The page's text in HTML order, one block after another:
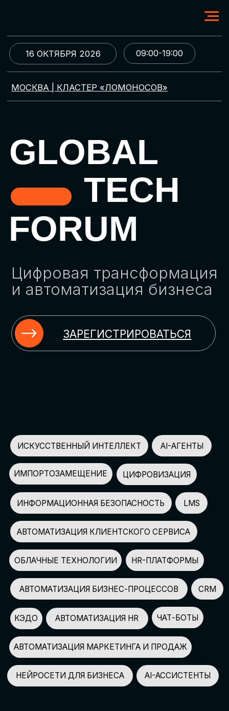
МОСКВА | КЛАСТЕР «ЛОМОНОСОВ»
GLOBAL
TECH
FORUM
Цифровая трансформация
и автоматизация бизнеса
ЗАРЕГИСТРИРОВАТЬСЯ
09:00-19:00
16 ОКТЯБРЯ 2026
ИСКУССТВЕННЫЙ ИНТЕЛЛЕКТ
НЕЙРОСЕТИ ДЛЯ БИЗНЕСА
КЭДО
ЦИФРОВИЗАЦИЯ
АВТОМАТИЗАЦИЯ HR
АВТОМАТИЗАЦИЯ МАРКЕТИНГА И ПРОДАЖ
AI-АССИСТЕНТЫ
ЧАТ-БОТЫ
ИМПОРТОЗАМЕЩЕНИЕ
СПИКЕРОВ
150+
ПАРТНЕРОВ
100+
УЧАСТНИКОВ
2500+
GLOBAL TECH FORUM –